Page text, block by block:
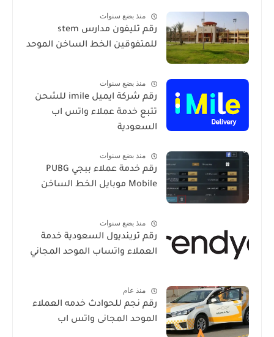
منذ بضع سنوات
رقم تليفون مدارس stem
للمتفوقين الخط الساخن الموحد
منذ بضع سنوات
رقم شركة ايميل imile للشحن
تتبع خدمة عملاء واتس اب
السعودية
منذ بضع سنوات
رقم خدمة عملاء ببجي PUBG
Mobile موبايل الخط الساخن
منذ بضع سنوات
رقم ترينديول السعودية خدمة
العملاء واتساب الموحد المجاني
منذ عام
رقم نجم للحوادث خدمه العملاء
الموحد المجانى واتس اب